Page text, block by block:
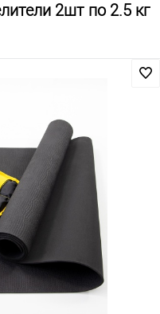
2шт по 2.5 кг